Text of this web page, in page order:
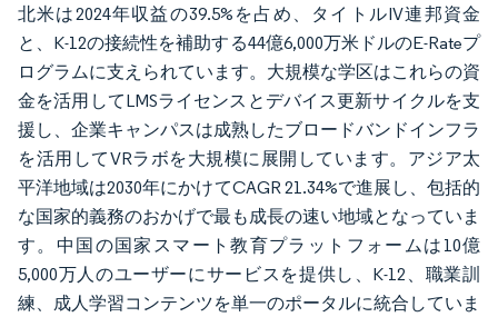
北米は2024年収益の39.5%を占め、タイトルIV連邦資金
と、K-12の接続性を補助する44億6,000万米ドルのE-Rateプ
ログラムに支えられています。大規模な学区はこれらの資
金を活用してLMSライセンスとデバイス更新サイクルを支
援し、企業キャンパスは成熟したブロードバンドインフラ
を活用してVRラボを大規模に展開しています。アジア太
平洋地域は2030年にかけてCAGR 21.34%で進展し、包括的
な国家的義務のおかげで最も成長の速い地域となっていま
す。中国の国家スマート教育プラットフォームは10億
5,000万人のユーザーにサービスを提供し、K-12、職業訓
練、成人学習コンテンツを単一のポータルに統合していま